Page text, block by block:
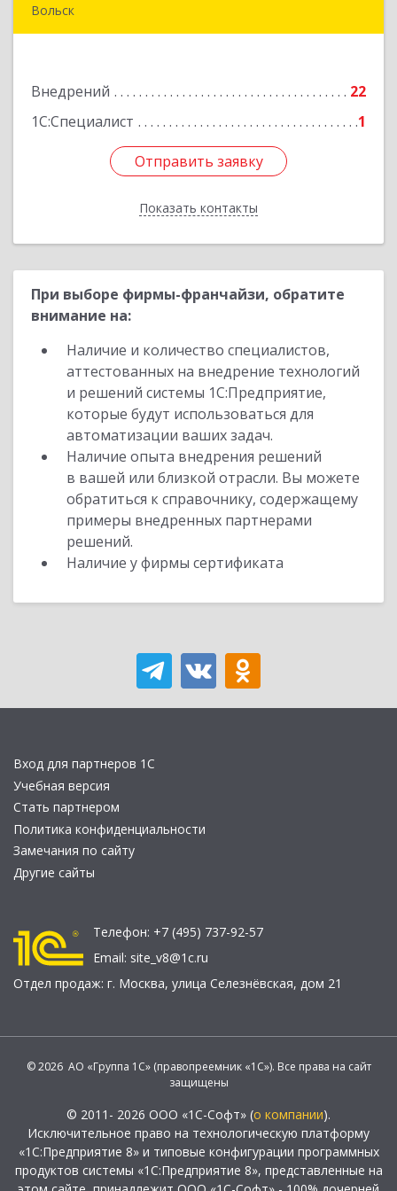
Вольск
Внедрений
22
1С:Специалист
1
Отправить заявку
Показать контакты
Подробнее
Отправить заявку
Назад
При выборе фирмы-франчайзи, обратите
внимание на:
Наличие и количество специалистов,
аттестованных на внедрение технологий
и решений системы 1С:Предприятие,
которые будут использоваться для
автоматизации ваших задач.
Наличие опыта внедрения решений
в вашей или близкой отрасли. Вы можете
обратиться к справочнику, содержащему
примеры внедренных партнерами
решений.
Наличие у фирмы сертификата
Вход для партнеров 1С
Учебная версия
Стать партнером
Политика конфиденциальности
Замечания по сайту
Другие сайты
Телефон: +7 (495) 737-92-57
Email: site_v8@1c.ru
Отдел продаж: г. Москва, улица Селезнёвская, дом 21
© 2026 АО «Группа 1С» (правопреемник «1С»). Все права на сайт
защищены
© 2011- 2026 ООО «1С-Софт» (о компании).
Исключительное право на технологическую платформу
«1С:Предприятие 8» и типовые конфигурации программных
продуктов системы «1С:Предприятие 8», представленные на